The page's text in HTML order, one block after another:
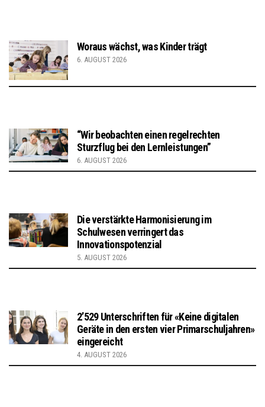
Woraus wächst, was Kinder trägt
6. AUGUST 2026
“Wir beobachten einen regelrechten
Sturzflug bei den Lernleistungen”
6. AUGUST 2026
Die verstärkte Harmonisierung im
Schulwesen verringert das
Innovationspotenzial
5. AUGUST 2026
2’529 Unterschriften für «Keine digitalen
Geräte in den ersten vier Primarschuljahren»
eingereicht
4. AUGUST 2026